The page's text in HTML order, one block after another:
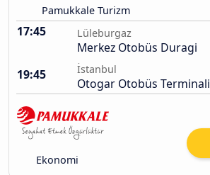
Pamukkale Turizm
17:45 Lüleburgaz
Merkez Otobüs Duragi
19:45
İstanbul
Otogar Otobüs Terminali
Ekonomi